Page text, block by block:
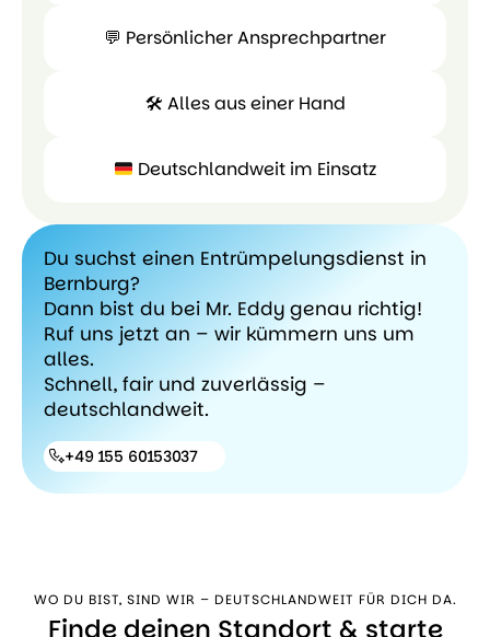
Entsorgung
💬 Persönlicher Ansprechpartner
🛠 Alles aus einer Hand
Alles
einer
Hand
Deutschlandweit im Einsatz
Du suchst einen Entrümpelungsdienst in
Bernburg?
Dann bist du bei Mr. Eddy genau richtig!
Ruf uns jetzt an – wir kümmern uns um
alles.
Schnell, fair und zuverlässig –
deutschlandweit.
+49 155 60153037
WO DU BIST, SIND WIR – DEUTSCHLANDWEIT FÜR DICH DA.
Finde deinen Standort & starte